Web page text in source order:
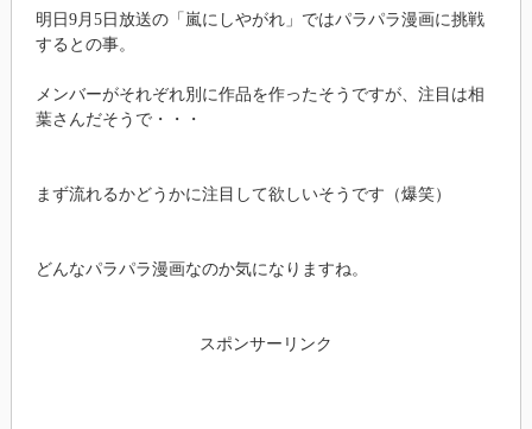
明日9月5日放送の「嵐にしやがれ」ではパラパラ漫画に挑戦
するとの事。
メンバーがそれぞれ別に作品を作ったそうですが、注目は相
葉さんだそうで・・・
まず流れるかどうかに注目して欲しいそうです（爆笑）
どんなパラパラ漫画なのか気になりますね。
スポンサーリンク